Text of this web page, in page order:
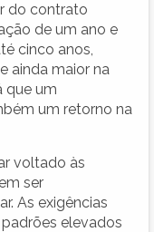
do contrato
de um ano e
cinco anos,
ainda maior na
que um
um retorno na
voltado às
ser
As exigências
elevados